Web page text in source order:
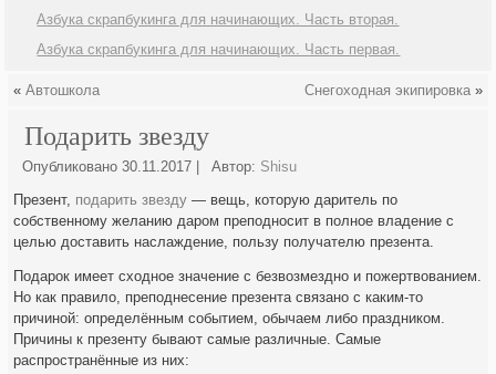
Азбука скрапбукинга для начинающих. Часть вторая.
Азбука скрапбукинга для начинающих. Часть первая.
«Автошкола Снегоходная экипировка»
Подарить звезду
Опубликовано 30.11.2017 Автор: Shisu
Презент, подарить звезду — вещь, которую даритель по
собственному желанию даром преподносит в полное владение с
целью доставить наслаждение, пользу получателю презента.
Подарок имеет сходное значение с безвозмездно и пожертвованием.
Но как правило, преподнесение презента связано с каким-то
причиной: определённым событием, обычаем либо праздником.
Причины к презенту бывают самые различные. Самые
распространённые из них: